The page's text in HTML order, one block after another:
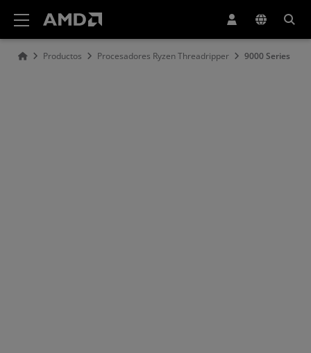
Productos Procesadores Ryzen Threadripper 9000 Series